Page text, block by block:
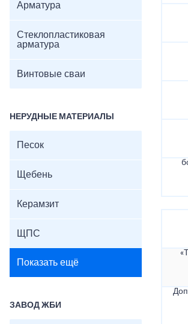
Арматура
Стеклопластиковая
арматура
Винтовые сваи
НЕРУДНЫЕ МАТЕРИАЛЫ
Песок
Щебень
Керамзит
ЩПС
Показать ещё
ЗАВОД ЖБИ